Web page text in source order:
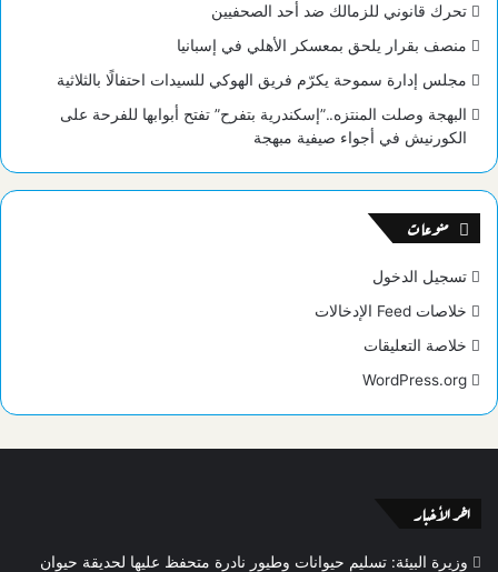
تحرك قانوني للزمالك ضد أحد الصحفيين
منصف بقرار يلحق بمعسكر الأهلي في إسبانيا
مجلس إدارة سموحة يكرّم فريق الهوكي للسيدات احتفالًا بالثلاثية
البهجة وصلت المنتزه..”إسكندرية بتفرح” تفتح أبوابها للفرحة على
الكورنيش في أجواء صيفية مبهجة
منوعات
تسجيل الدخول
خلاصات Feed الإدخالات
خلاصة التعليقات
WordPress.org
اخر الأخبار
وزيرة البيئة: تسليم حيوانات وطيور نادرة متحفظ عليها لحديقة حيوان